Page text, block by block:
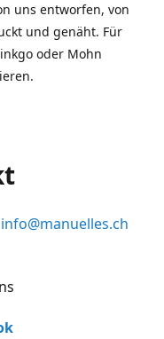
uns entworfen, von
und genäht. Für
oder Mohn
info@manuelles.ch